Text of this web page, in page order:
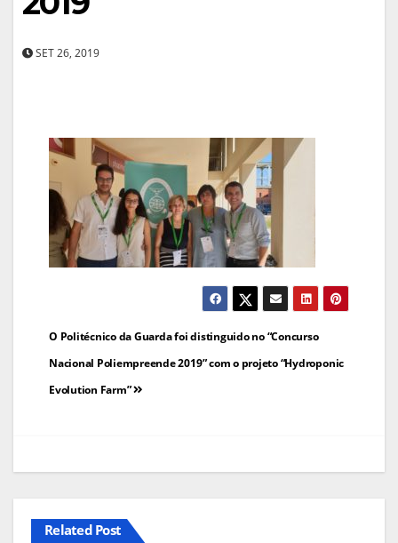
SET 26, 2019
Navegação
de
artigos
O Politécnico da Guarda foi distinguido no “Concurso
Nacional Poliempreende 2019” com o projeto “Hydroponic
Evolution Farm”
Related Post